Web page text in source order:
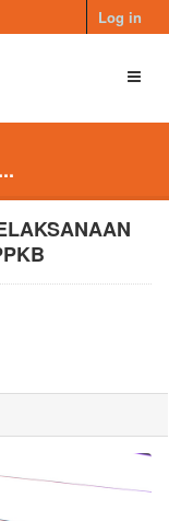
Log in